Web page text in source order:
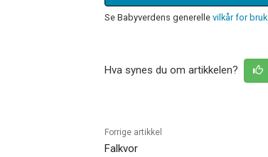
Se Babyverdens generelle vilkår for bruk
Hva synes du om artikkelen?
Forrige artikkel
Falkvor